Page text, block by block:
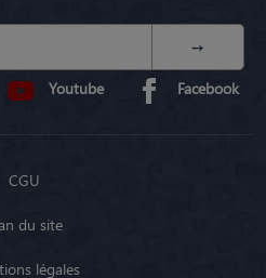
Youtube Facebook
CGU
du site
légales